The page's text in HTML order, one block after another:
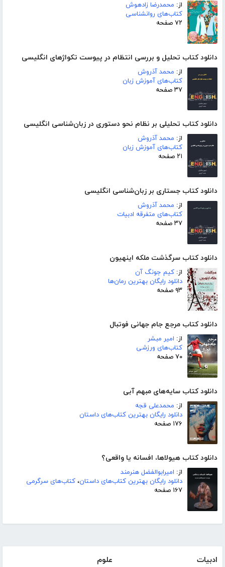
از: محمدرضا زادهوش
کتاب‌های روانشناسی
۷۲ صفحه
دانلود کتاب تحلیل و بررسی انتظام در پیوست تکواژهای انگلیسی
از: محمد آذروش
کتاب‌های آموزش زبان
۳۷ صفحه
دانلود کتاب تحلیلی بر نظام نحو دستوری در زبان‌شناسی انگلیسی
از: محمد آذروش
کتاب‌های آموزش زبان
۲۱ صفحه
دانلود کتاب جستاری بر زبان‌شناسی انگلیسی
از: محمد آذروش
کتاب‌های متفرقه ادبیات
۳۷ صفحه
دانلود کتاب سرگذشت ملکه اینهیون
از: کیم جونگ آن
دانلود رایگان بهترین رمان‌ها
۹۳ صفحه
دانلود کتاب مرجع جام جهانی فوتبال
از: امیر مبشر
کتاب‌های ورزشی
۷۰ صفحه
دانلود کتاب سایه‌های مبهم آبی
از: محمدعلی قجه
دانلود رایگان بهترین کتاب‌های داستان
۱۷۶ صفحه
دانلود کتاب هیولاها، افسانه یا واقعی؟
از: امیرابوالفضل هنرمند
دانلود رایگان بهترین کتاب‌های داستان، کتاب‌های سرگرمی
۱۶۷ صفحه
ادبیات علوم